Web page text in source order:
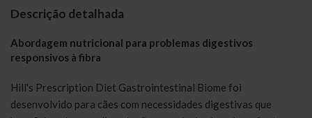
Descrição detalhada
Abordagem nutricional para problemas digestivos
responsivos à fibra
Hill's Prescription Diet Gastrointestinal Biome foi
desenvolvido para cães com necessidades digestivas que